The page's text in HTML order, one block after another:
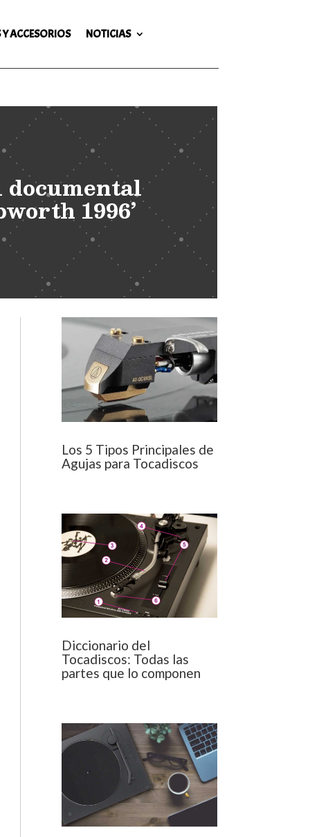
Y ACCESORIOS NOTICIAS
1996’
Los 5 Tipos Principales de
Agujas para Tocadiscos
Diccionario del
Tocadiscos: Todas las
partes que lo componen